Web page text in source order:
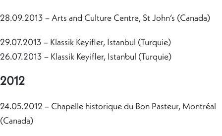
28.09.2013 – Arts and Culture Centre, St John’s (Canada)
29.07.2013 – Klassik Keyifler, Istanbul (Turquie)
26.07.2013 – Klassik Keyifler, Istanbul (Turquie)
2012
24.05.2012 – Chapelle historique du Bon Pasteur, Montréal
(Canada)